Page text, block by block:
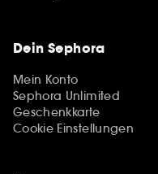
Dein Sephora
Mein Konto
Sephora Unlimited
Geschenkkarte
Cookie Einstellungen